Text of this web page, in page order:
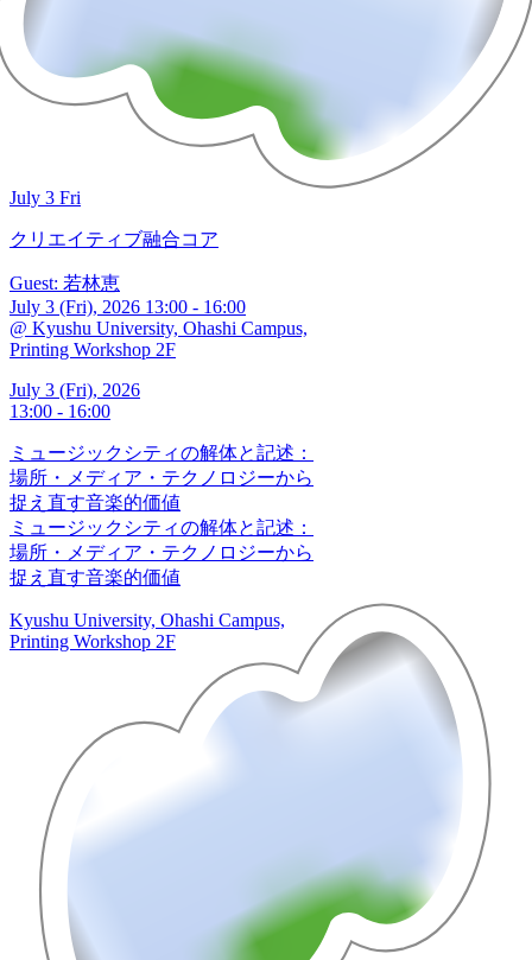
July 3 Fri
クリエイティブ融合コア
Guest: 若林恵
July 3 (Fri), 2026 13:00 - 16:00
@ Kyushu University, Ohashi Campus,
Printing Workshop 2F
July 3 (Fri), 2026
13:00 - 16:00
ミュージックシティの解体と記述：
場所・メディア・テクノロジーから
捉え直す音楽的価値
ミュージックシティの解体と記述：
場所・メディア・テクノロジーから
捉え直す音楽的価値
Kyushu University, Ohashi Campus,
Printing Workshop 2F